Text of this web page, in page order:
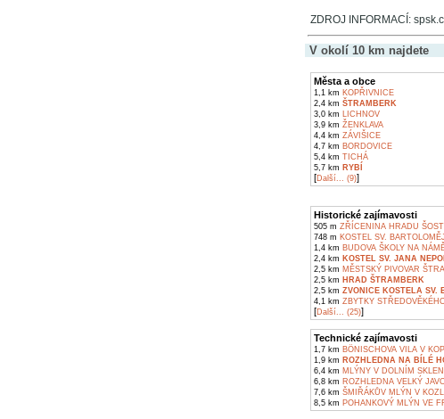
ZDROJ INFORMACÍ:
V okolí 10 km najdete
Města a obce
1,1 km KOPŘIVNICE
2,4 km ŠTRAMBERK
3,0 km LICHNOV
3,9 km ŽENKLAVA
4,4 km ZÁVIŠICE
4,7 km BORDOVICE
5,4 km TICHÁ
5,7 km RYBÍ
[Další... (9)]
Historické zajímavosti
505 m ZŘÍCENINA HRADU
748 m KOSTEL SV.
1,4 km BUDOVA ŠKOLY NA
2,4 km KOSTEL SV. JANA
2,5 km MĚSTSKÝ PIVOVAR
2,5 km HRAD ŠTRAMBERK
2,5 km ZVONICE KOSTELA SV.
4,1 km ZBYTKY
[Další... (25)]
Technické zajímavosti
1,7 km BÖNISCHOVA VILA V
1,9 km ROZHLEDNA NA BÍLÉ
6,4 km MLÝNY V DOLNÍM
6,8 km ROZHLEDNA VELKÝ
7,6 km ŠMIŘÁKŮV MLÝN V
8,5 km POHANKOVÝ MLÝN VE